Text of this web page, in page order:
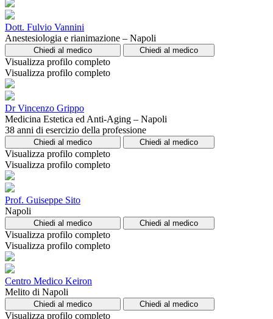
Dott. Fulvio Vannini
Anestesiologia e rianimazione – Napoli
Chiedi al medico Chiedi al medico
Visualizza profilo completo
Visualizza profilo completo
Dr Vincenzo Grippo
Medicina Estetica ed Anti-Aging – Napoli
38 anni di esercizio della professione
Chiedi al medico Chiedi al medico
Visualizza profilo completo
Visualizza profilo completo
Prof. Guiseppe Sito
Napoli
Chiedi al medico Chiedi al medico
Visualizza profilo completo
Visualizza profilo completo
Centro Medico Keiron
Melito di Napoli
Chiedi al medico Chiedi al medico
Visualizza profilo completo